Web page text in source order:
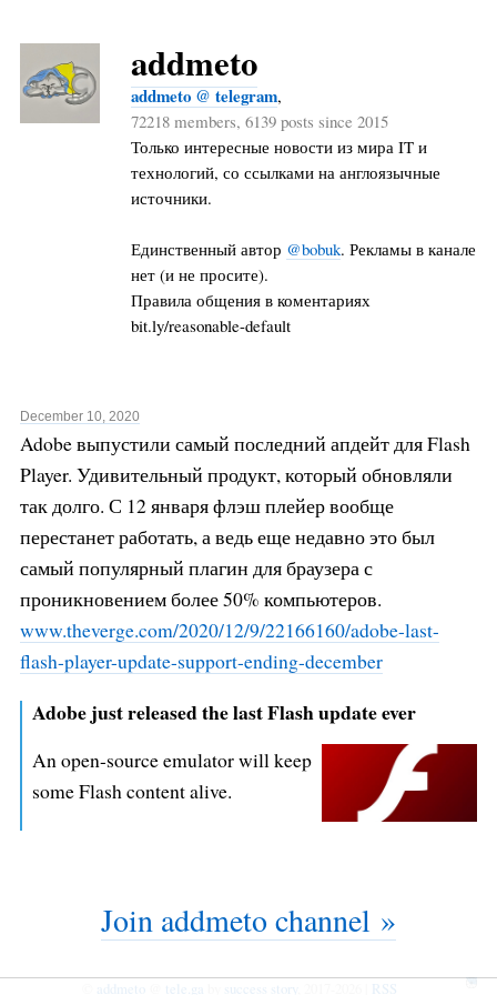
addmeto
addmeto @ telegram,
72218 members, 6139 posts since 2015
Только интересные новости из мира IT и
технологий, со ссылками на англоязычные
источники.
Единственный автор @bobuk. Рекламы в канале
нет (и не просите).
Правила общения в коментариях
bit.ly/reasonable-default
December 10, 2020
Adobe выпустили самый последний апдейт для Flash
Player. Удивительный продукт, который обновляли
так долго. С 12 января флэш плейер вообще
перестанет работать, а ведь еще недавно это был
самый популярный плагин для браузера с
проникновением более 50% компьютеров.
www.theverge.com/2020/12/9/22166160/adobe-last-
flash-player-update-support-ending-december
Adobe just released the last Flash update ever
An open-source emulator will keep
some Flash content alive.
Join addmeto channel »
addmeto@ tele.ga success story RSS